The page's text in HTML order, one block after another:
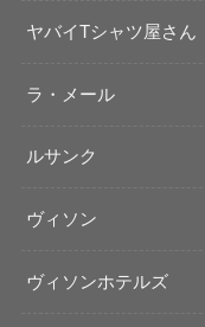
ヤバイTシャツ屋さん
ラ・メール
ルサンク
ヴィソン
ヴィソンホテルズ